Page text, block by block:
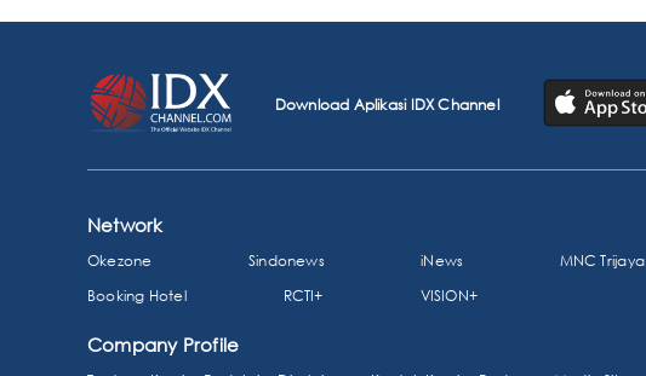
Download Aplikasi IDX Channel
Network
Okezone Sindonews iNews
MNC Trijaya
Booking Hotel
RCTI+ VISION+
Company Profile